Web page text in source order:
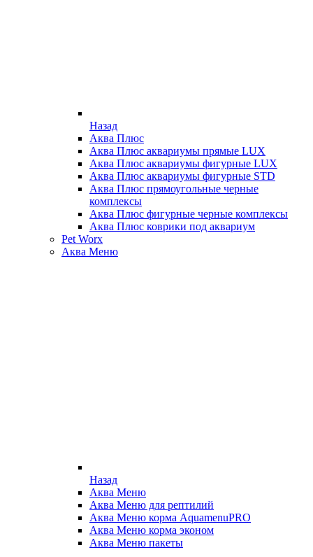
Назад
Аква Плюс
Аква Плюс аквариумы прямые LUX
Аква Плюс аквариумы фигурные LUX
Аква Плюс аквариумы фигурные STD
Аква Плюс прямоугольные черные
комплексы
Аква Плюс фигурные черные комплексы
Аква Плюс коврики под аквариум
Pet Worx
Аква Меню
Назад
Аква Меню
Аква Меню для рептилий
Аква Меню корма AquamenuPRO
Аква Меню корма эконом
Аква Меню пакеты